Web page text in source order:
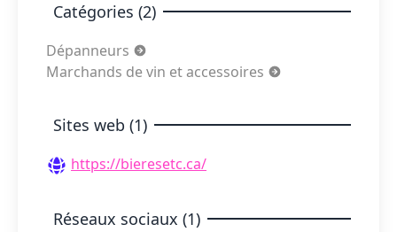
Catégories (2)
Dépanneurs
Marchands de vin et accessoires
Sites web (1)
https://bieresetc.ca/
Réseaux sociaux (1)